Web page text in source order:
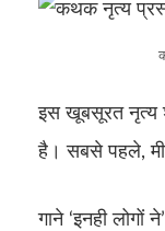
इस खूबसूरत नृत्य
है। सबसे पहले,
गाने ‘इनही लोगों